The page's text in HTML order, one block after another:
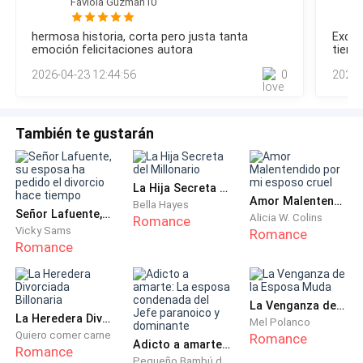
—¿Usted es de aquí? —preguntó, más por tantear que
por curiosidad.
—De paso —dijo él—. Como todos.
derecho a fingir que nacieron —se escuchó decir, y se
mordió la lengua. No solía hablar así con extraños. No
solía hablar así, punto.
Él rió, una risa baja que le vibró en el pecho.
—Entonces hoy es su noche de honestidad.
—Debe ser el clima.
El rayo siguiente iluminó el invernadero por un
apretados, la mirada fija en un punto indeterminado frente a
ella.Juan Carlos Salavatierra, sentado a su lado, respiró
hondo. Sabía que ese era el golpe que no se esquiva.—Este
tribunal ha establecido —siguió el fiscal— que el menor
nunca fue objeto de
hermosa historia, corta pero justa tanta
emoción felicitaciones autora
2026-04-23 12:44:56
0
También te gustarán
Señor Lafuente, su esposa ha pedido el divorcio hace tiempo
Vicky Sams
Romance
La Hija Secreta del Millonario
Bella Hayes
Romance
Amor Malentendido por mi esposo cruel
Alicia W. Colins
Romance
La Heredera Divorciada Billonaria
Quiero comer carne
Romance Adicto a amarte: La esposa condenada del Jefe paranoico y dominante
La Venganza de la Esposa Muda
Mel Polanco
Romance